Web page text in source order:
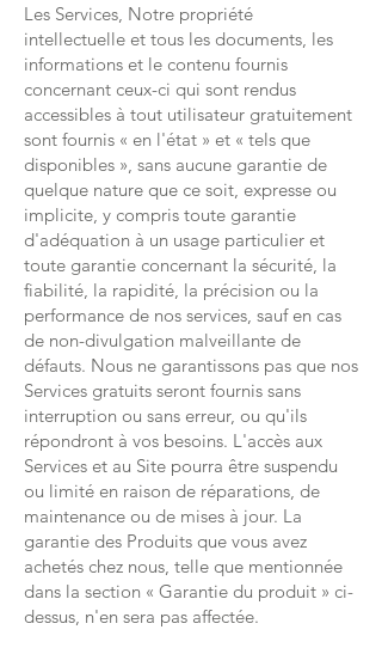
Les Services, Notre propriété
intellectuelle et tous les documents, les
informations et le contenu fournis
concernant ceux-ci qui sont rendus
accessibles à tout utilisateur gratuitement
sont fournis « en l'état » et « tels que
disponibles », sans aucune garantie de
quelque nature que ce soit, expresse ou
implicite, y compris toute garantie
d'adéquation à un usage particulier et
toute garantie concernant la sécurité, la
fiabilité, la rapidité, la précision ou la
performance de nos services, sauf en cas
de non-divulgation malveillante de
défauts. Nous ne garantissons pas que nos
Services gratuits seront fournis sans
interruption ou sans erreur, ou qu'ils
répondront à vos besoins. L'accès aux
Services et au Site pourra être suspendu
ou limité en raison de réparations, de
maintenance ou de mises à jour. La
garantie des Produits que vous avez
achetés chez nous, telle que mentionnée
dans la section « Garantie du produit » ci-
dessus, n'en sera pas affectée.